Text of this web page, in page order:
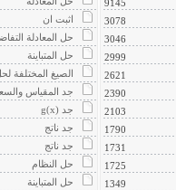
9145
3078
3046
2999
2621
2390
2103
1790
1731
1725
1349
اثبت ان
حل المعادلة
حل المتباينة
الصيغ المختلفة
جد المقياس
جد g(x)
جد ناتج
جد ناتج
حل النظام
حل المتباينة